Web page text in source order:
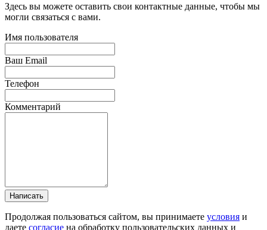
Здесь вы можете оставить свои контактные данные, чтобы мы
могли связаться с вами.
Имя пользователя
Ваш Email
Телефон
Комментарий
Написать
Продолжая пользоваться сайтом, вы принимаете условия и
даете согласие на обработку пользовательских данных и